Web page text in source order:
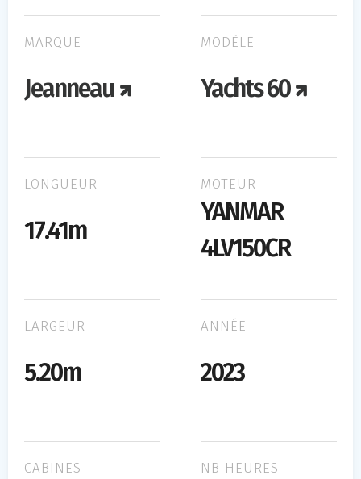
MARQUE
Jeanneau
MODÈLE
Yachts 60
LONGUEUR
17.41m
MOTEUR
YANMAR
4LV150CR
LARGEUR
5.20m
ANNÉE
2023
CABINES NB HEURES